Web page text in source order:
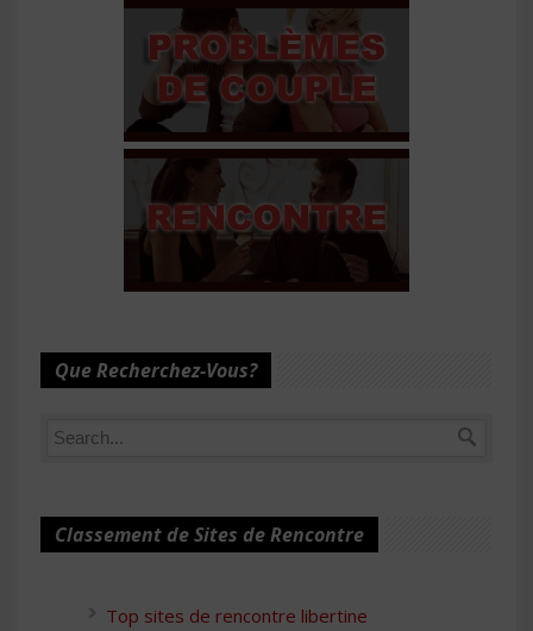
Que Recherchez-Vous?
Classement de Sites de Rencontre
Top sites de rencontre libertine